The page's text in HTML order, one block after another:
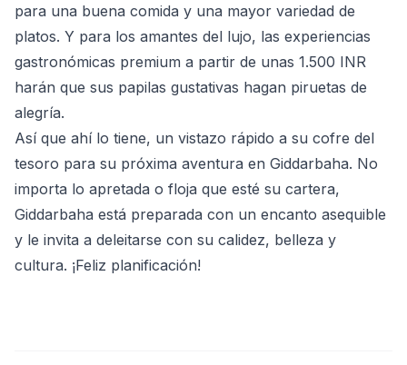
para una buena comida y una mayor variedad de
platos. Y para los amantes del lujo, las experiencias
gastronómicas premium a partir de unas 1.500 INR
harán que sus papilas gustativas hagan piruetas de
alegría.
Así que ahí lo tiene, un vistazo rápido a su cofre del
tesoro para su próxima aventura en Giddarbaha. No
importa lo apretada o floja que esté su cartera,
Giddarbaha está preparada con un encanto asequible
y le invita a deleitarse con su calidez, belleza y
cultura. ¡Feliz planificación!